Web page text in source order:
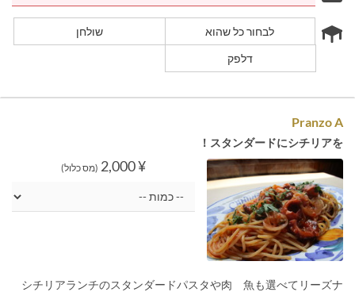
לבחור כל שהוא
שולחן
דלפק
Pranzo A
スタンダードにシチリアを！
¥ 2,000 (מס כלול)
シチリアランチのスタンダードパスタや肉 魚も選べてリーズナ